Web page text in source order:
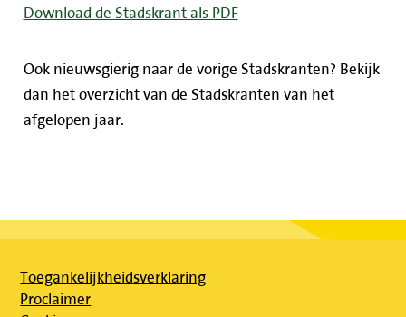
Download de Stadskrant als PDF
Ook nieuwsgierig naar de vorige Stadskranten? Bekijk
dan het overzicht van de Stadskranten van het
afgelopen jaar.
Toegankelijkheidsverklaring
Proclaimer